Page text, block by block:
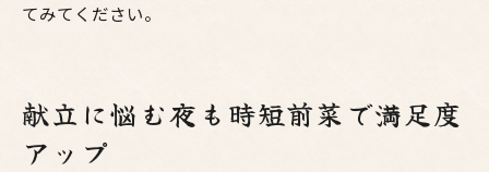
てみてください。
献立に悩む夜も時短前菜で満足度
アップ